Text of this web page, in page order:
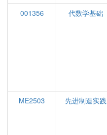
001356
代数学基础
ME2503
先进制造实践